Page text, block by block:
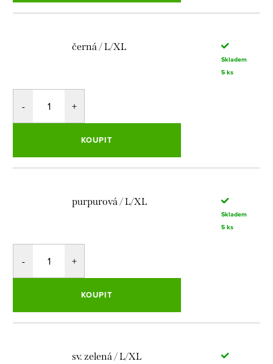
černá / L/XL
Skladem
5 ks
KOUPIT
purpurová / L/XL
Skladem
5 ks
KOUPIT
sv. zelená / L/XL